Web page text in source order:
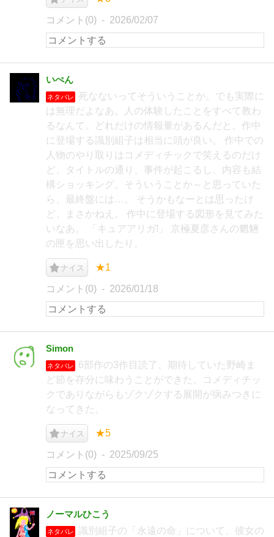
コメント(0) 2026/02/07
いぺん
ネタバレ
死なないってそういうことか。でも実際に
は無理だよなあ。人の体験したことをすべて教わ
るなんて。どれだけの情報量があるんだと。作中
に登場する識別組子は相当に頭が良い。 作中での
人物のやり取りはコメディチックで笑えるのだけ
ど、タイトルの通り、事件が起こるし、内容も結
構ショッキング。そういうことか～と思っていた
ら、最終盤には…。 そうかもなーとは思ったけ
ど、まさかねえ。 作中に登場する図形を見てみた
いなあ。 「キュアアリガ!」 京極夏彦さんの魍魎
の匣を思い出したり。
ナイス ★1
コメント(0) 2026/01/18
Simon
ネタバレ
6部作の3作目読了。期待していた野崎ま
ど節を存分に味わうことができた。コメディチッ
クでありながらもゾクゾクする展開が病みつきに
なってきた。
ナイス ★5
コメント(0) 2025/09/25
ノーマルひこう
ネタバレ
識別組子の「永遠の命」について、彼女の